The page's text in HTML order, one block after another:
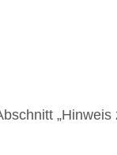
„Hinweis